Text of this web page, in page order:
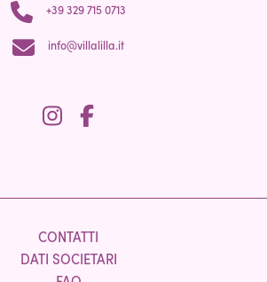
+39 329 715 0713
info@villalilla.it
CONTATTI
DATI SOCIETARI